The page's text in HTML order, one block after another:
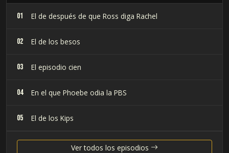
01 El de después de que Ross diga Rachel
02 El de los besos
03 El episodio cien
04 En el que Phoebe odia la PBS
05 El de los Kips
06 El del Yeti Ver todos los episodios